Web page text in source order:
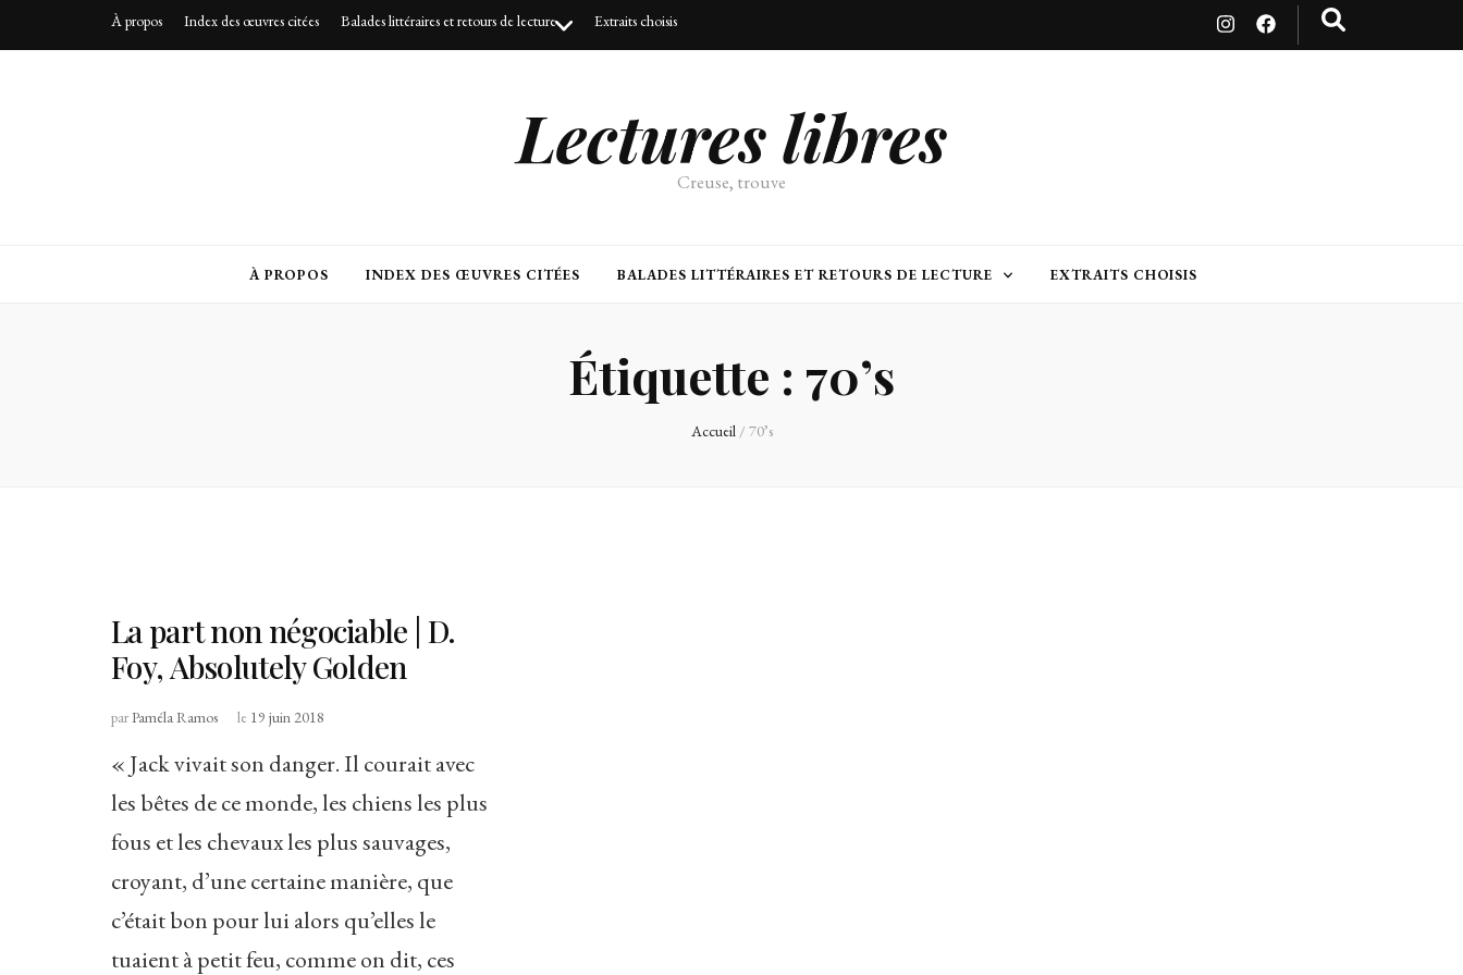
À propos Index des œuvres citées Balades littéraires et retours de lecture Extraits choisis
Lectures libres
Creuse, trouve
À PROPOS INDEX DES ŒUVRES CITÉES BALADES LITTÉRAIRES ET RETOURS DE LECTURE EXTRAITS CHOISIS
Étiquette : 70’s
Accueil / 70’s
La part non négociable | D.
Foy, Absolutely Golden
parPaméla Ramos le 19 juin 2018
« Jack vivait son danger. Il courait avec
les bêtes de ce monde, les chiens les plus
fous et les chevaux les plus sauvages,
croyant, d’une certaine manière, que
c’était bon pour lui alors qu’elles le
tuaient à petit feu, comme on dit, ces